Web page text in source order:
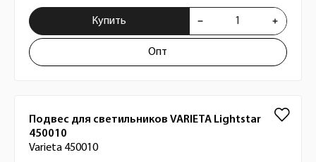
Купить
Опт
Подвес для светильников VARIETA Lightstar
450010
Varieta 450010